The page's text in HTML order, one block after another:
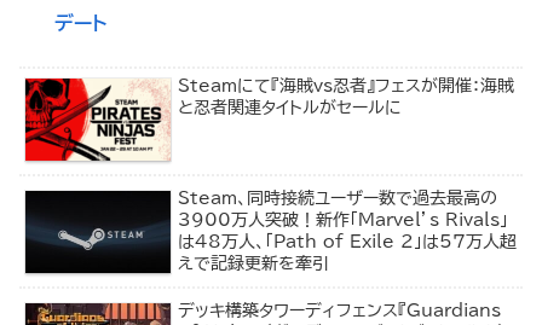
デート
Steamにて『海賊vs忍者』フェスが開催：海賊
と忍者関連タイトルがセールに
Steam、同時接続ユーザー数で過去最高の
3900万人突破！新作「Marvel’s Rivals」
は48万人、「Path of Exile 2」は57万人超
えで記録更新を牽引
デッキ構築タワーディフェンス『Guardians